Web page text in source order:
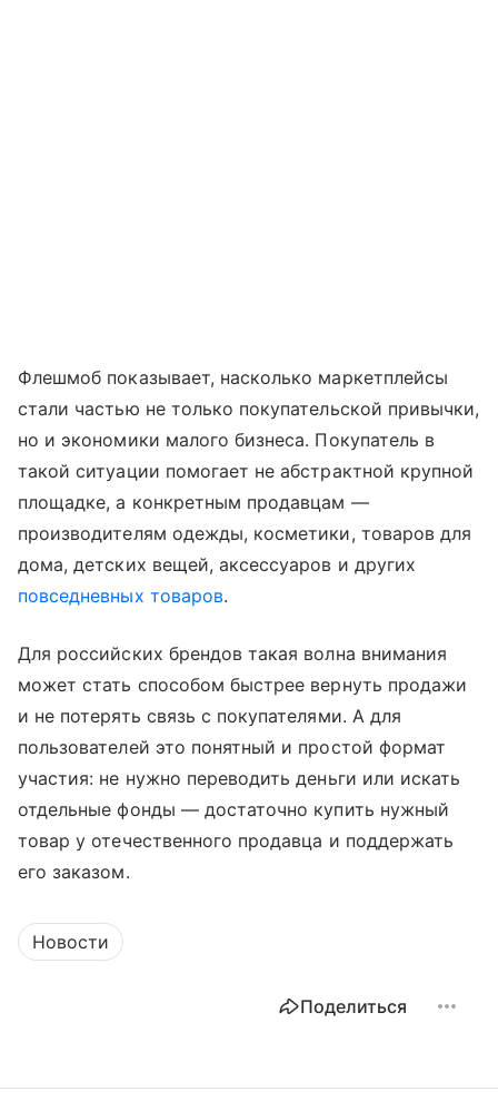
Флешмоб показывает, насколько маркетплейсы
стали частью не только покупательской привычки,
но и экономики малого бизнеса. Покупатель в
такой ситуации помогает не абстрактной крупной
площадке, а конкретным продавцам —
производителям одежды, косметики, товаров для
дома, детских вещей, аксессуаров и других
повседневных товаров.
Для российских брендов такая волна внимания
может стать способом быстрее вернуть продажи
и не потерять связь с покупателями. А для
пользователей это понятный и простой формат
участия: не нужно переводить деньги или искать
отдельные фонды — достаточно купить нужный
товар у отечественного продавца и поддержать
его заказом.
Новости
Поделиться